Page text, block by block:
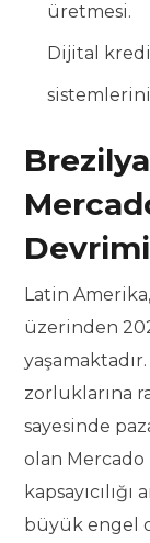
üretmesi.
Dijital kredi
Devrimi
Latin
üzerinden
zorluklarına
sayesinde
olan Mercado
büyük engel